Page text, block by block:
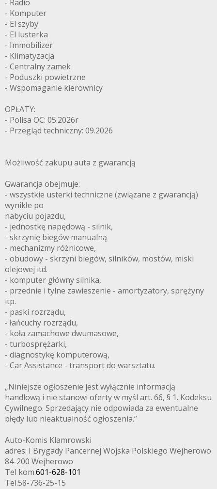
- Radio
- Komputer
- El szyby
- El lusterka
- Immobilizer
- Klimatyzacja
- Centralny zamek
- Poduszki powietrzne
- Wspomaganie kierownicy
OPŁATY:
- Polisa OC: 05.2026r
- Przegląd techniczny: 09.2026
Możliwość zakupu auta z gwarancją
Gwarancja obejmuje:
- wszystkie usterki techniczne (związane z gwarancją)
wynikłe po
nabyciu pojazdu,
- jednostkę napędową - silnik,
- skrzynię biegów manualną
- mechanizmy różnicowe,
- obudowy - skrzyni biegów, silników, mostów, miski
olejowej itd.
- komputer główny silnika,
- przednie i tylne zawieszenie - amortyzatory, sprężyny
itp.
- paski rozrządu,
- łańcuchy rozrządu,
- koła zamachowe dwumasowe,
- turbosprężarki,
- diagnostykę komputerową,
- Car Assistance - transport do warsztatu.
„Niniejsze ogłoszenie jest wyłącznie informacją
handlową i nie stanowi oferty w myśl art. 66, § 1. Kodeksu
Cywilnego. Sprzedający nie odpowiada za ewentualne
błędy lub nieaktualność ogłoszenia.”
Auto-Komis Klamrowski
adres: I Brygady Pancernej Wojska Polskiego Wejherowo
84-200 Wejherowo
Tel kom.601-628-101
Tel.58-736-25-15